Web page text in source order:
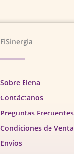
FiSinergia
Sobre Elena
Contáctanos
Preguntas Frecuentes
Condiciones de Venta
Envíos